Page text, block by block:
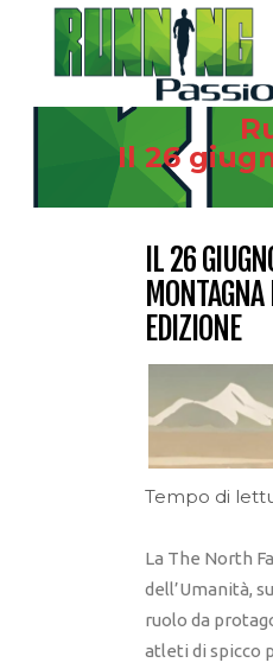
Il 26
IL 26
EDIZIONE
Tempo di
La The North
dell’Umanità,
ruolo da
atleti di spicco